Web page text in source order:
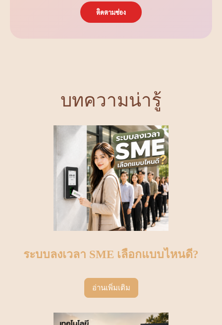
ติดตามช่อง
บทความน่ารู้
ระบบลงเวลา SME เลือกแบบไหนดี?
อ่านเพิ่มเติม